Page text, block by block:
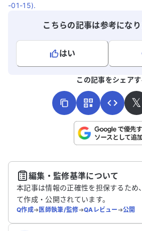
-01-15).
こちらの記事は参考にな
はい
こちらは送信専用のフォームです。氏
送信する
この記事をシェアす
𝕏
編集・監修基準について
本記事は情報の正確性を担保するため
て作成・公開されています。
Q作成➔医師執筆/監修➔QAレビュー➔公開